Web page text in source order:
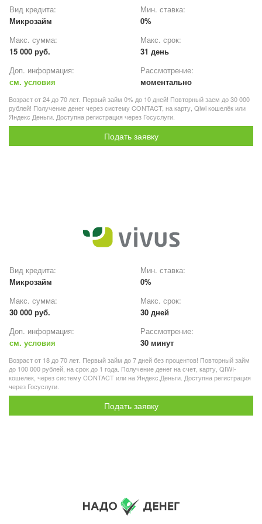
Вид кредита:
Микрозайм
Мин. ставка:
0%
Макс. сумма:
15 000 руб.
Макс. срок:
31 день
Доп. информация:
см. условия
Рассмотрение:
моментально
Возраст от 24 до 70 лет. Первый займ 0% до 10 дней! Повторный заем до 30 000
рублей! Получение денег через систему CONTACT, на карту, Qiwi кошелёк или
Яндекс Деньги. Доступна регистрация через Госуслуги.
Подать заявку
Вид кредита:
Микрозайм
Мин. ставка:
0%
Макс. сумма:
30 000 руб.
Макс. срок:
30 дней
Доп. информация:
см. условия
Рассмотрение:
30 минут
Возраст от 18 до 70 лет. Первый займ до 7 дней без процентов! Повторный займ
до 100 000 рублей, на срок до 1 года. Получение денег на счет, карту, QIWI-
кошелек, через систему CONTACT или на Яндекс.Деньги. Доступна регистрация
через Госуслуги.
Подать заявку